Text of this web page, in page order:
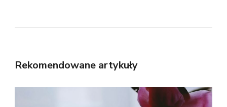
Rekomendowane artykuły